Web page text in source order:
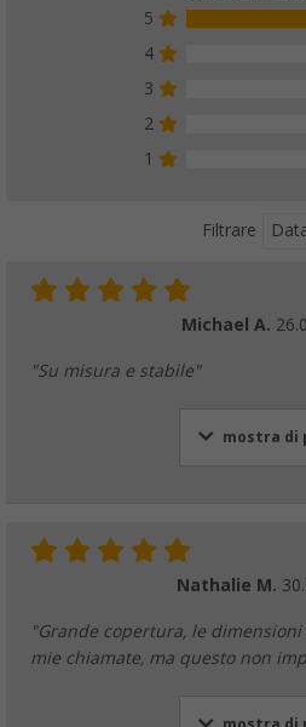
5
4
3
2
1
Filtrare
Michael A.
"Su misura e stabile"
mostra di
Nathalie M.
"Grande copertura, le
mie chiamate, ma questo non